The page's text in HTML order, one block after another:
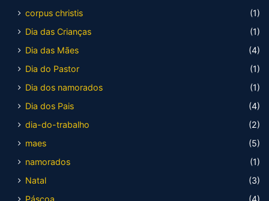
corpus christis
(1)
Dia das Crianças
(1)
Dia das Mães
(4)
Dia do Pastor
(1)
Dia dos namorados
(1)
Dia dos Pais
(4)
dia-do-trabalho
(2)
maes
(5)
namorados
(1)
Natal
(3)
Páscoa
(4)